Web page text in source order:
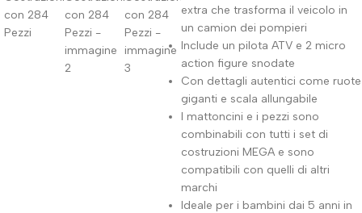
extra che trasforma il veicolo in
un camion dei pompieri
Include un pilota ATV e 2 micro
action figure snodate
Con dettagli autentici come ruote
giganti e scala allungabile
I mattoncini e i pezzi sono
combinabili con tutti i set di
costruzioni MEGA e sono
compatibili con quelli di altri
marchi
Ideale per i bambini dai 5 anni in